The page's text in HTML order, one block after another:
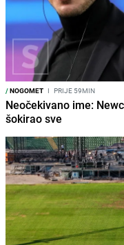
/NOGOMET I PRIJE 59MIN
Neočekivano ime:
šokirao sve